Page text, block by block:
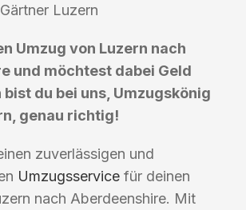
Luzern
Umzug von Luzern nach
und möchtest dabei Geld
bist du bei uns, Umzugskönig
genau richtig!
zuverlässigen und
Umzugsservice für deinen
nach Aberdeenshire. Mit